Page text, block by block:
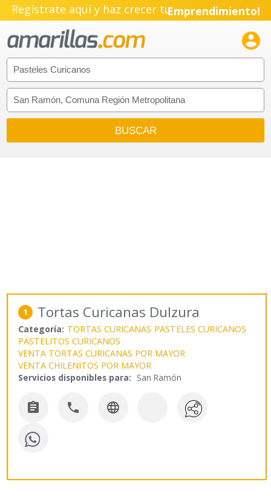
Regístrate aquí y haz crecer tuEmprendimiento!

1 Tortas Curicanas Dulzura
Categoría: TORTAS CURICANAS PASTELES CURICANOS
PASTELITOS CURICANOS
VENTA TORTAS CURICANAS POR MAYOR
VENTA CHILENITOS POR MAYOR
Servicios disponibles para: San Ramón
  